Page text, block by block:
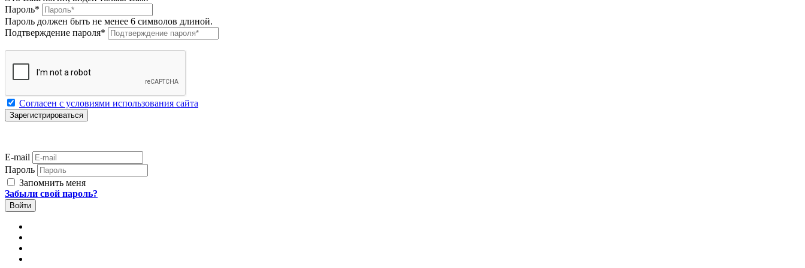
Пароль*
Пароль должен быть не менее 6 символов длиной.
Подтверждение пароля*
Согласен с условиями использования сайта
E-mail
Пароль
Запомнить меня
Забыли свой пароль?